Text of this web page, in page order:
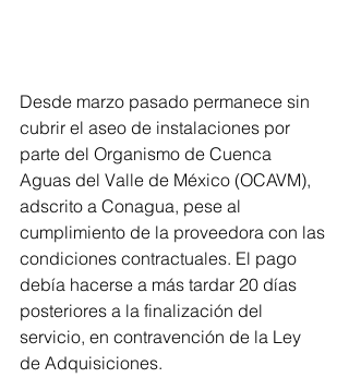
Desde marzo pasado permanece sin
cubrir el aseo de instalaciones por
parte del Organismo de Cuenca
Aguas del Valle de México (OCAVM),
adscrito a Conagua, pese al
cumplimiento de la proveedora con las
condiciones contractuales. El pago
debía hacerse a más tardar 20 días
posteriores a la finalización del
servicio, en contravención de la Ley
de Adquisiciones.